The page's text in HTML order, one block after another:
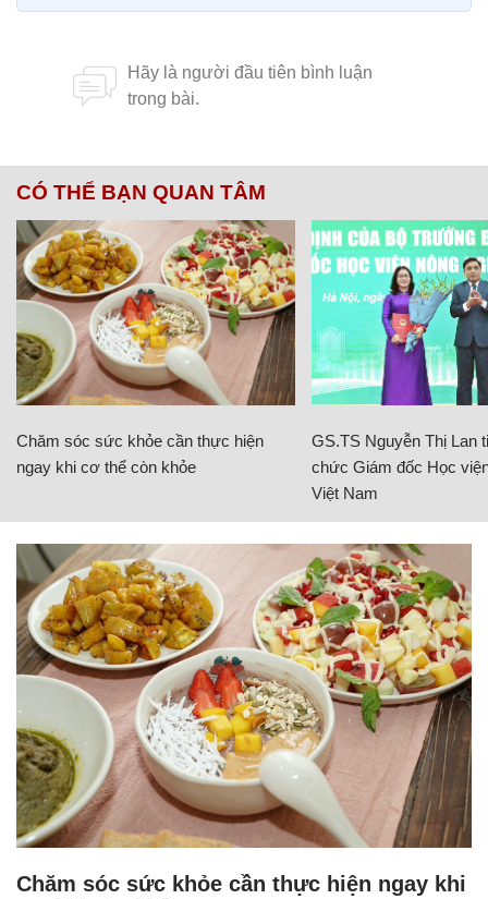
CÓ THỂ BẠN QUAN TÂM
Chăm sóc sức khỏe cần thực hiện
ngay khi cơ thể còn khỏe
GS.TS Nguyễn Thị Lan
chức Giám đốc Học
Việt Nam
Chăm sóc sức khỏe cần thực hiện ngay khi